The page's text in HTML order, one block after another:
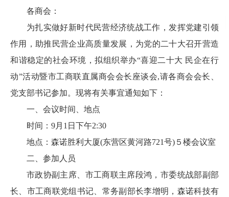
各商会：
为扎实做好新时代民营经济统战工作，发挥党建引领
作用，助推民营企业高质量发展，为党的二十大召开营造
和谐稳定的社会环境，拟组织举办“喜迎二十大 民企在行
动”活动暨市工商联直属商会会长座谈会,请各商会会长、
党支部书记参加。现将有关事宜通知如下：
一、会议时间、地点
时间：9月1日下午2:30
地点：森诺胜利大厦(东营区黄河路721号)５楼会议室
二、参加人员
市政协副主席、市工商联主席段鸿，市委统战部副部
长、市工商联党组书记、常务副部长李增明，森诺科技有